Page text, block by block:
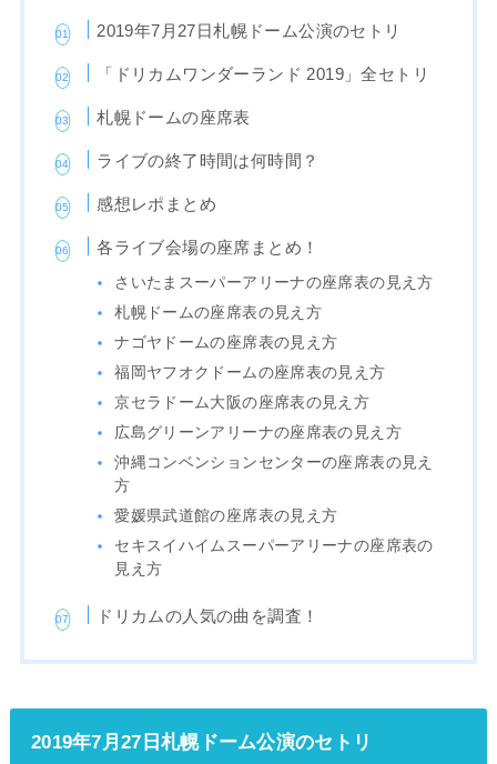
2019年7月27日札幌ドーム公演のセトリ
「ドリカムワンダーランド 2019」全セトリ
札幌ドームの座席表
ライブの終了時間は何時間？
感想レポまとめ
各ライブ会場の座席まとめ！
さいたまスーパーアリーナの座席表の見え方
札幌ドームの座席表の見え方
ナゴヤドームの座席表の見え方
福岡ヤフオクドームの座席表の見え方
京セラドーム大阪の座席表の見え方
広島グリーンアリーナの座席表の見え方
沖縄コンベンションセンターの座席表の見え
方
愛媛県武道館の座席表の見え方
セキスイハイムスーパーアリーナの座席表の
見え方
ドリカムの人気の曲を調査！
2019年7月27日札幌ドーム公演のセトリ